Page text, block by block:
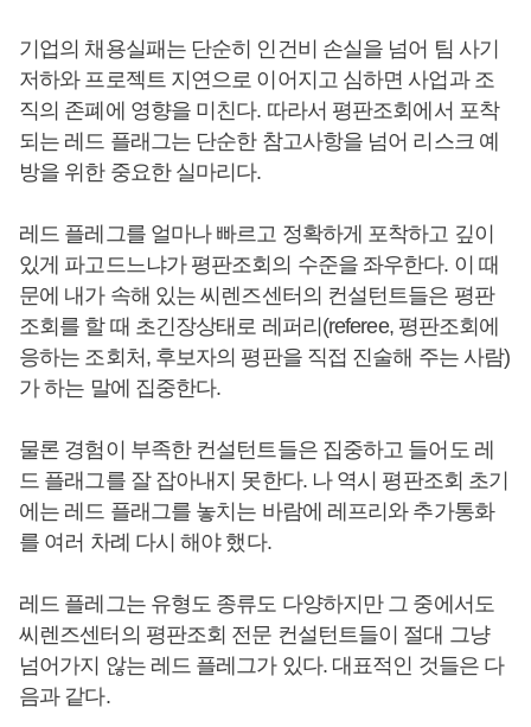
기업의 채용실패는 단순히 인건비 손실을 넘어 팀 사기
저하와 프로젝트 지연으로 이어지고 심하면 사업과 조
직의 존폐에 영향을 미친다. 따라서 평판조회에서 포착
되는 레드 플래그는 단순한 참고사항을 넘어 리스크 예
방을 위한 중요한 실마리다.
레드 플레그를 얼마나 빠르고 정확하게 포착하고 깊이
있게 파고드느냐가 평판조회의 수준을 좌우한다. 이 때
문에 내가 속해 있는 씨렌즈센터의 컨설턴트들은 평판
조회를 할 때 초긴장상태로 레퍼리(referee, 평판조회에
응하는 조회처, 후보자의 평판을 직접 진술해 주는 사람)
가 하는 말에 집중한다.
물론 경험이 부족한 컨설턴트들은 집중하고 들어도 레
드 플래그를 잘 잡아내지 못한다. 나 역시 평판조회 초기
에는 레드 플래그를 놓치는 바람에 레프리와 추가통화
를 여러 차례 다시 해야 했다.
레드 플레그는 유형도 종류도 다양하지만 그 중에서도
씨렌즈센터의 평판조회 전문 컨설턴트들이 절대 그냥
넘어가지 않는 레드 플레그가 있다. 대표적인 것들은 다
음과 같다.